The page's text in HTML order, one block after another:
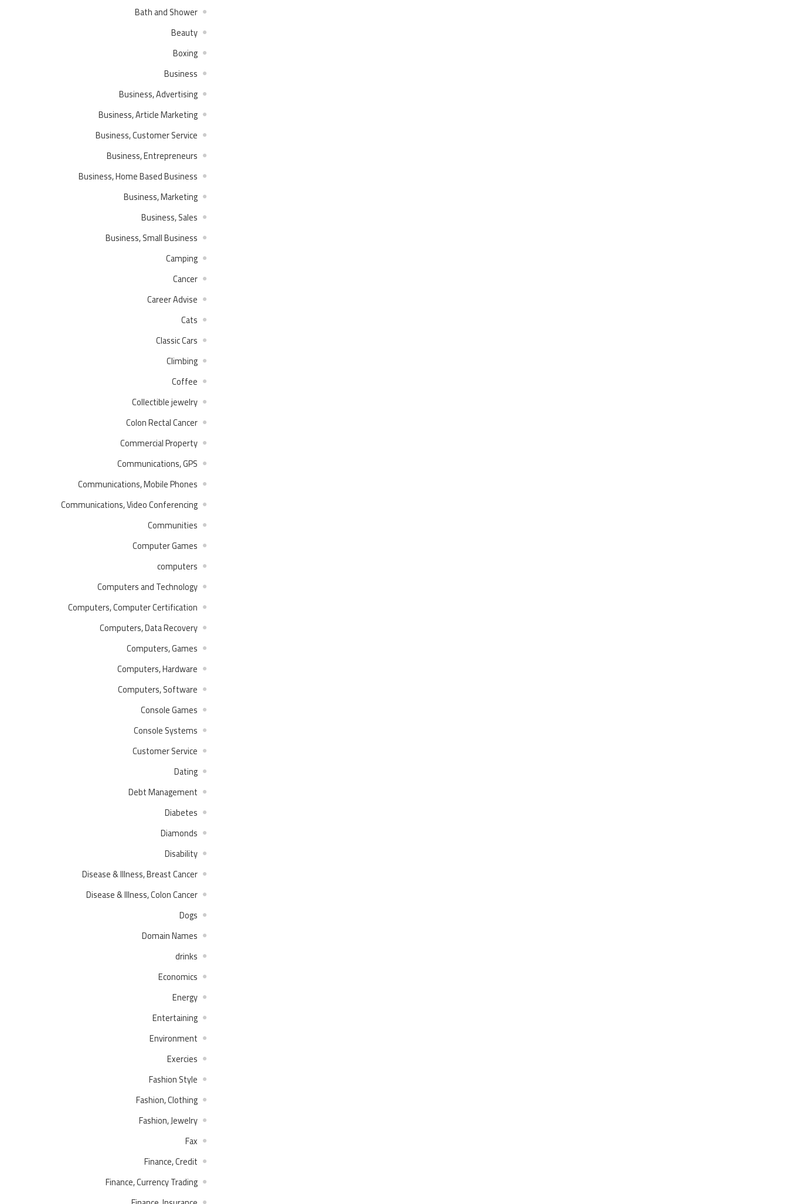
Bath and Shower
Beauty
Boxing
Business
Business, Advertising
Business, Article Marketing
Business, Customer Service
Business, Entrepreneurs
Business, Home Based Business
Business, Marketing
Business, Sales
Business, Small Business
Camping
Cancer
Career Advise
Cats
Classic Cars
Climbing
Coffee
Collectible jewelry
Colon Rectal Cancer
Commercial Property
Communications, GPS
Communications, Mobile Phones
Communications, Video Conferencing
Communities
Computer Games
computers
Computers and Technology
Computers, Computer Certification
Computers, Data Recovery
Computers, Games
Computers, Hardware
Computers, Software
Console Games
Console Systems
Customer Service
Dating
Debt Management
Diabetes
Diamonds
Disability
Disease & Illness, Breast Cancer
Disease & Illness, Colon Cancer
Dogs
Domain Names
drinks
Economics
Energy
Entertaining
Environment
Exercies
Fashion Style
Fashion, Clothing
Fashion, Jewelry
Fax
Finance, Credit
Finance, Currency Trading